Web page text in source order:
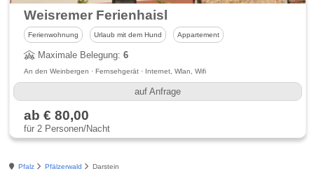
Weisremer Ferienhaisl
Ferienwohnung Urlaub mit dem Hund Appartement
Maximale Belegung:6
An den Weinbergen · Fernsehgerät · Internet, Wlan, Wifi
auf Anfrage
ab € 80,00
für 2 Personen/Nacht
Pfalz Pfälzerwald Darstein